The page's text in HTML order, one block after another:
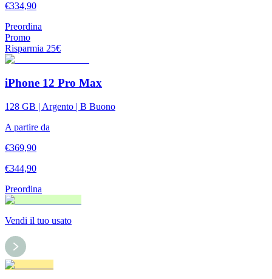
€334,90
Preordina
Promo
Risparmia 25€
iPhone 12 Pro Max
128 GB | Argento | B Buono
A partire da
€369,90
€344,90
Preordina
Vendi il tuo usato